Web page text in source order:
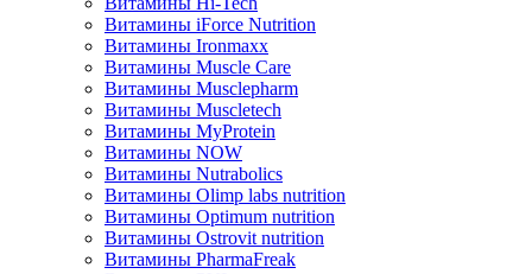
Витамины iForce Nutrition
Витамины Ironmaxx
Витамины Muscle Care
Витамины Musclepharm
Витамины Muscletech
Витамины MyProtein
Витамины NOW
Витамины Nutrabolics
Витамины Olimp labs nutrition
Витамины Optimum nutrition
Витамины Ostrovit nutrition
Витамины PharmaFreak